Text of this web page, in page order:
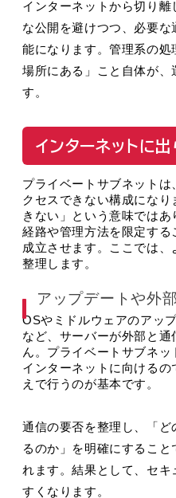
インターネットから切り
な公開を避けつつ、必要
能になります。管理系の
場所にある」こと自体が、
す。
インターネットに
プライベートサブネット
クセスできない構成にな
きない」という意味では
経路や管理方法を限定す
成立させます。ここでは
整理します。
アップデートや外
OSやミドルウェアのアッ
など、サーバーが外部と
ん。プライベートサブネ
インターネットに向けるの
えで行うのが基本です。
通信の要否を整理し、「
るのか」を明確にするこ
れます。結果として、セ
すくなります。